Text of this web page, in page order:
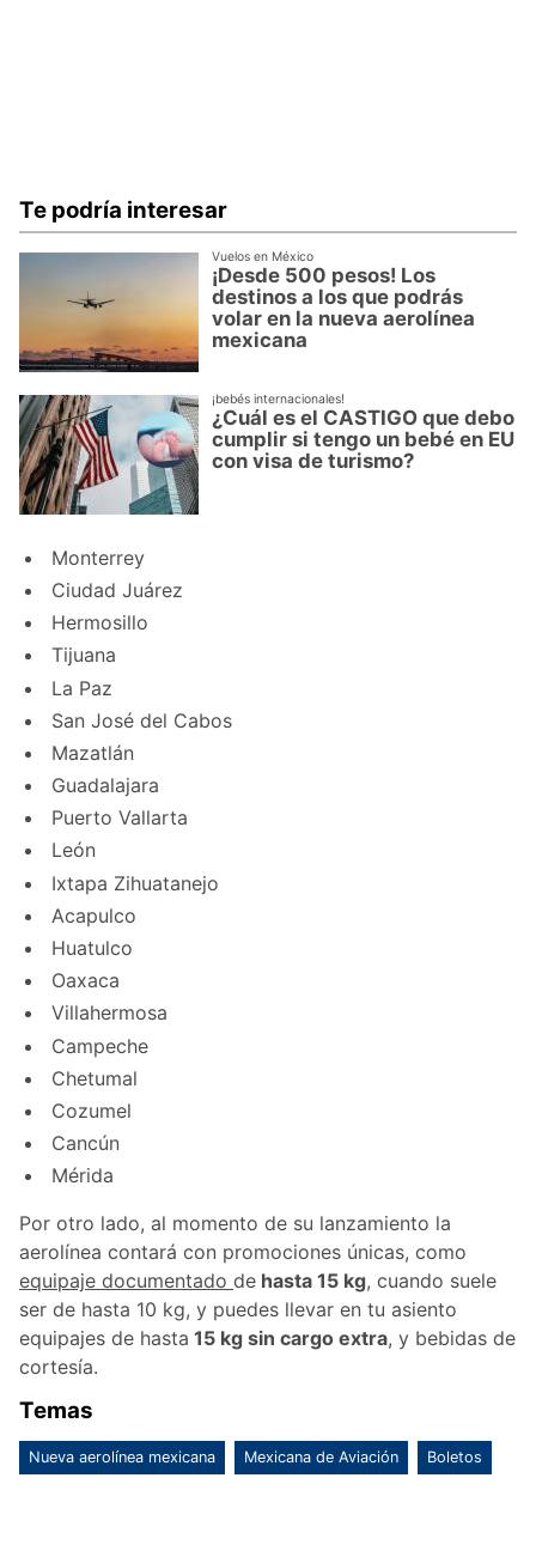
Te podría interesar
Vuelos en México
¡Desde 500 pesos! Los
destinos a los que podrás
volar en la nueva aerolínea
mexicana
¡bebés internacionales!
¿Cuál es el CASTIGO que debo
cumplir si tengo un bebé en EU
con visa de turismo?
Monterrey
Ciudad Juárez
Hermosillo
Tijuana
La Paz
San José del Cabos
Mazatlán
Guadalajara
Puerto Vallarta
León
Ixtapa Zihuatanejo
Acapulco
Huatulco
Oaxaca
Villahermosa
Campeche
Chetumal
Cozumel
Cancún
Mérida
Por otro lado, al momento de su lanzamiento la
aerolínea contará con promociones únicas, como
equipaje documentado de hasta 15 kg, cuando suele
ser de hasta 10 kg, y puedes llevar en tu asiento
equipajes de hasta 15 kg sin cargo extra, y bebidas de
cortesía.
Temas
Nueva aerolínea mexicana Mexicana de Aviación Boletos